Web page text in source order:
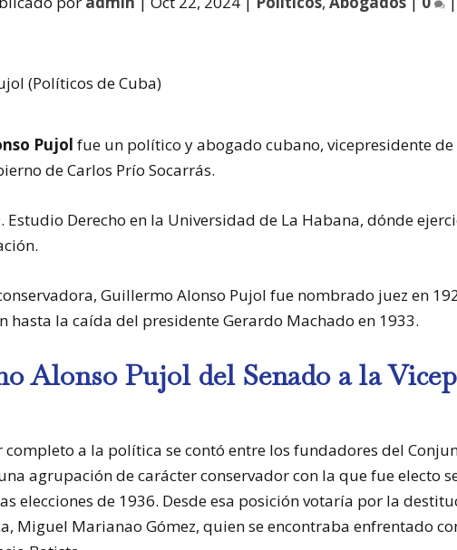
Pujol fue un político y abogado cubano, vicepresidente
de Carlos Prío Socarrás.
Estudio Derecho en la Universidad de La Habana, dónde
Guillermo Alonso Pujol fue nombrado juez en
hasta la caída del presidente Gerardo Machado en 1933.
Alonso Pujol del Senado a la
completo a la política se contó entre los fundadores del
agrupación de carácter conservador con la que fue electo
elecciones de 1936. Desde esa posición votaría por la
Miguel Marianao Gómez, quien se encontraba enfrentado